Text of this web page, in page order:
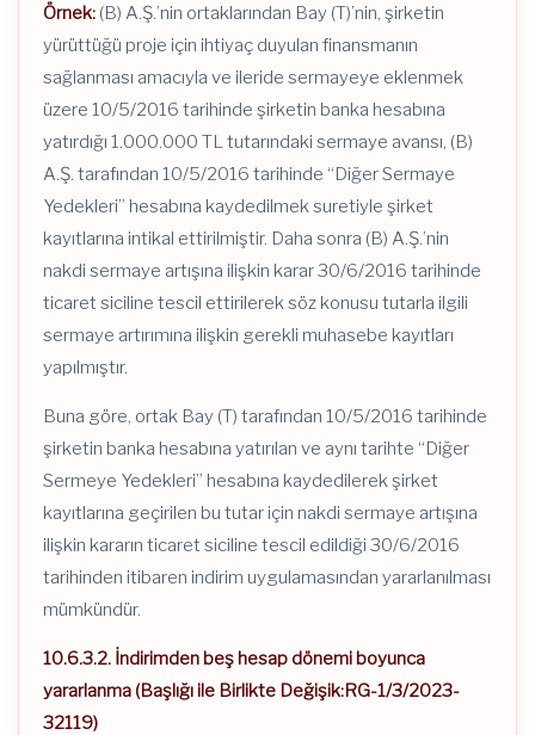
Örnek: (B) A.Ş.’nin ortaklarından Bay (T)’nin, şirketin
yürüttüğü proje için ihtiyaç duyulan finansmanın
sağlanması amacıyla ve ileride sermayeye eklenmek
üzere 10/5/2016 tarihinde şirketin banka hesabına
yatırdığı 1.000.000 TL tutarındaki sermaye avansı, (B)
A.Ş. tarafından 10/5/2016 tarihinde “Diğer Sermaye
Yedekleri” hesabına kaydedilmek suretiyle şirket
kayıtlarına intikal ettirilmiştir. Daha sonra (B) A.Ş.’nin
nakdi sermaye artışına ilişkin karar 30/6/2016 tarihinde
ticaret siciline tescil ettirilerek söz konusu tutarla ilgili
sermaye artırımına ilişkin gerekli muhasebe kayıtları
yapılmıştır.
Buna göre, ortak Bay (T) tarafından 10/5/2016 tarihinde
şirketin banka hesabına yatırılan ve aynı tarihte “Diğer
Sermeye Yedekleri” hesabına kaydedilerek şirket
kayıtlarına geçirilen bu tutar için nakdi sermaye artışına
ilişkin kararın ticaret siciline tescil edildiği 30/6/2016
tarihinden itibaren indirim uygulamasından yararlanılması
mümkündür.
10.6.3.2. İndirimden beş hesap dönemi boyunca
yararlanma (Başlığı ile Birlikte Değişik:RG-1/3/2023-
32119)